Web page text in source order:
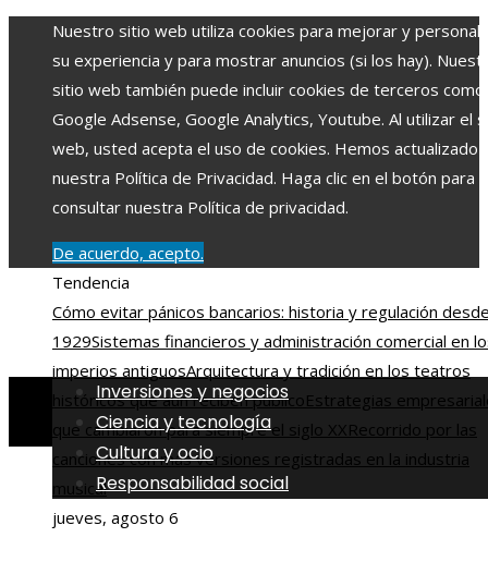
Nuestro sitio web utiliza cookies para mejorar y
su experiencia y para mostrar anuncios (si los hay).
sitio web también puede incluir cookies de terceros como
Google Adsense, Google Analytics, Youtube. Al utilizar el
web, usted acepta el uso de cookies. Hemos actualizado
nuestra Política de Privacidad. Haga clic en el botón para
consultar nuestra Política de privacidad.
De acuerdo, acepto.
Tendencia
Cómo evitar pánicos bancarios: historia y regulación
1929Sistemas financieros y administración comercial en
imperios antiguosArquitectura y tradición en los teatros
históricos que aún reciben públicoEstrategias
que cambiaron para siempre el siglo XXRecorrido por las
canciones con más versiones registradas en la industria
musical
jueves, agosto 6
Inversiones y negocios
Ciencia y tecnología
Cultura y ocio
Responsabilidad social